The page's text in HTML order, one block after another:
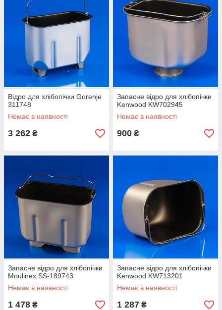
Відро для хлібопічки Gorenje
311748
Немає в наявності
3 262 ₴
Запасне відро для хлібопічки
Kenwood KW702945
Немає в наявності
900 ₴
Запасне відро для хлібопічки
Moulinex SS-189743
Немає в наявності
1 478 ₴
Запасне відро для хлібопічки
Kenwood KW713201
Немає в наявності
1 287 ₴